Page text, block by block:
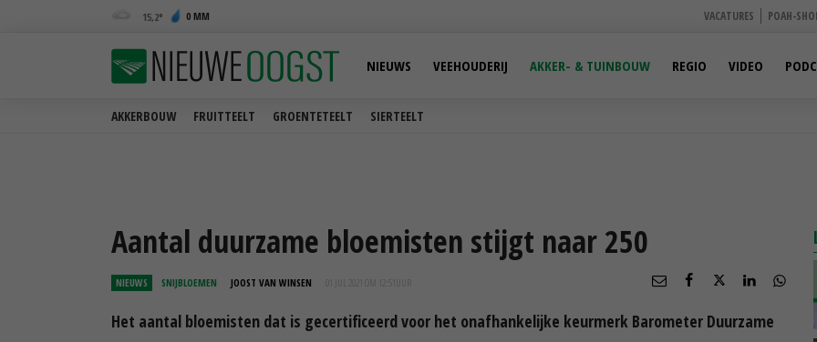
15,2 0 MM VACATURES POAH-
AKKERBOUW FRUITTEELT GROENTETEELT SIERTEELT
NIEUWS VEEHOUDERIJ AKKER- & TUINBOUW REGIO VIDEO
Aantal duurzame bloemisten stijgt naar 250
NIEUWS SNIJBLOEMEN JOOST VAN WINSEN 01 JUL 2021 OM 12:51
Het aantal bloemisten dat is gecertificeerd voor het onafhankelijke keurmerk Barometer Duurzame